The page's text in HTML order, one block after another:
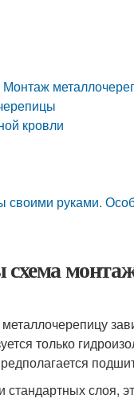
кровли
руками.
только
стандартных слоя,